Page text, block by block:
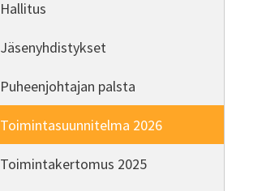
Hallitus
Jäsenyhdistykset
Puheenjohtajan palsta
Toimintasuunnitelma 2026
Toimintakertomus 2025